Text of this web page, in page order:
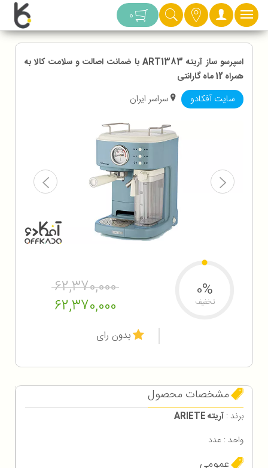
دسته بندی 0
اسپرسو ساز آریته ART1383 با ضمانت اصالت و سلامت کالا به
همراه 12 ماه گارانتی
سایت آفکادو سراسر ایران
62,370,000
62,370,000
0%
تخفیف
بدون رای
مشخصات محصول
برند : آریته ARIETE
واحد : عدد
عمومی